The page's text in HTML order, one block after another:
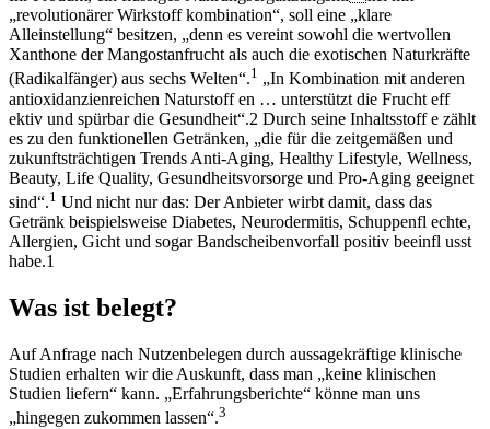
„revolutionärer Wirkstoff kombination“, soll eine „klare
Alleinstellung“ besitzen, „denn es vereint sowohl die wertvollen
Xanthone der Mangostanfrucht als auch die exotischen Naturkräfte
(Radikalfänger) aus sechs Welten“.1 „In Kombination mit anderen
antioxidanzienreichen Naturstoff en … unterstützt die Frucht eff
ektiv und spürbar die Gesundheit“.2 Durch seine Inhaltsstoff e zählt
es zu den funktionellen Getränken, „die für die zeitgemäßen und
zukunftsträchtigen Trends Anti-Aging, Healthy Lifestyle, Wellness,
Beauty, Life Quality, Gesundheitsvorsorge und Pro-Aging geeignet
sind“.1 Und nicht nur das: Der Anbieter wirbt damit, dass das
Getränk beispielsweise Diabetes, Neurodermitis, Schuppenfl echte,
Allergien, Gicht und sogar Bandscheibenvorfall positiv beeinfl usst
habe.1
Was ist belegt?
Auf Anfrage nach Nutzenbelegen durch aussagekräftige klinische
Studien erhalten wir die Auskunft, dass man „keine klinischen
Studien liefern“ kann. „Erfahrungsberichte“ könne man uns
„hingegen zukommen lassen“.3